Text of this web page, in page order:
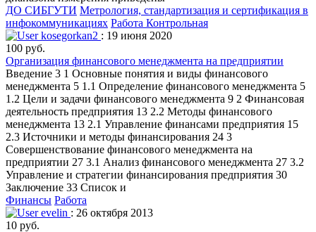
ДО СИБГУТИ Метрология, стандартизация и сертификация в
инфокоммуникациях Работа Контрольная
kosegorkan2 : 19 июня 2020
100 руб.
Организация финансового менеджмента на предприятии
Введение 3 1 Основные понятия и виды финансового
менеджмента 5 1.1 Определение финансового менеджмента 5
1.2 Цели и задачи финансового менеджмента 9 2 Финансовая
деятельность предприятия 13 2.2 Методы финансового
менеджмента 13 2.1 Управление финансами предприятия 15
2.3 Источники и методы финансирования 24 3
Совершенствование финансового менеджмента на
предприятии 27 3.1 Анализ финансового менеджмента 27 3.2
Управление и стратегии финансирования предприятия 30
Заключение 33 Список и
Финансы Работа
evelin : 26 октября 2013
10 руб.